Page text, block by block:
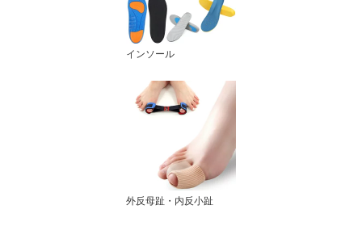
インソール
外反母趾・内反小趾